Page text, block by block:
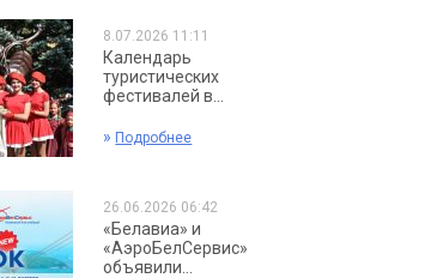
8.07.2026 11:11
Календарь
туристических
фестивалей в...
» Подробнее
26.06.2026 06:42
«Белавиа» и
«АэроБелСервис»
объявили...